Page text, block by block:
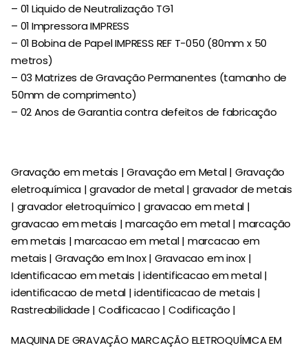
– 01 Liquido de Neutralização TG1
– 01 Impressora IMPRESS
– 01 Bobina de Papel IMPRESS REF T-050 (80mm x 50
metros)
– 03 Matrizes de Gravação Permanentes (tamanho de
50mm de comprimento)
– 02 Anos de Garantia contra defeitos de fabricação
Gravação em metais | Gravação em Metal | Gravação
eletroquímica | gravador de metal | gravador de metais
| gravador eletroquímico | gravacao em metal |
gravacao em metais | marcação em metal | marcação
em metais | marcacao em metal | marcacao em
metais | Gravação em Inox | Gravacao em inox |
Identificacao em metais | identificacao em metal |
identificacao de metal | identificacao de metais |
Rastreabilidade | Codificacao | Codificação |
MAQUINA DE GRAVAÇÃO MARCAÇÃO ELETROQUÍMICA EM